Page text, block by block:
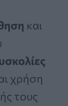
και
χρήση
τους